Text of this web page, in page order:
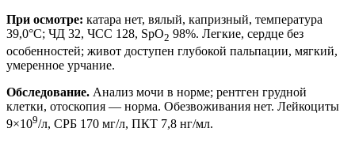
При осмотре: катара нет, вялый, капризный, температура
39,0°C; ЧД 32, ЧСС 128, SpO2 98%. Легкие, сердце без
особенностей; живот доступен глубокой пальпации, мягкий,
умеренное урчание.
Обследование. Анализ мочи в норме; рентген грудной
клетки, отоскопия — норма. Обезвоживания нет. Лейкоциты
9×109/л, СРБ 170 мг/л, ПКТ 7,8 нг/мл.